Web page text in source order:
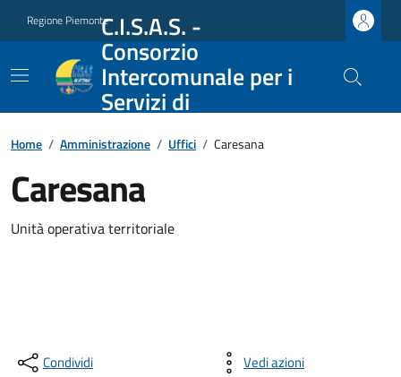
Regione PiemonteC.I.S.A.S. -
Consorzio
Intercomunale per i
Servizi di
Home / Amministrazione / Uffici / Caresana
Caresana
Unità operativa territoriale
Condividi Vedi azioni